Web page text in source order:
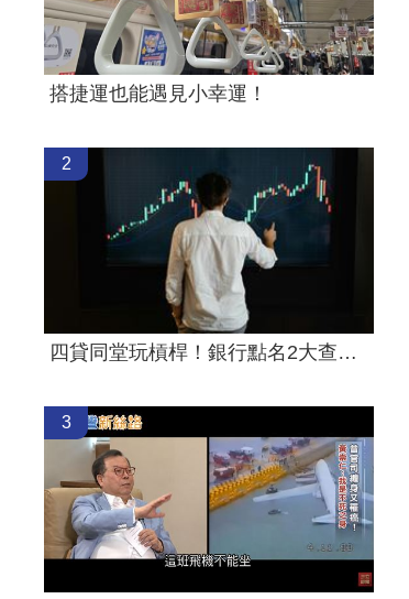
搭捷運也能遇見小幸運！
2
四貸同堂玩槓桿！銀行點名2大查核死角
3